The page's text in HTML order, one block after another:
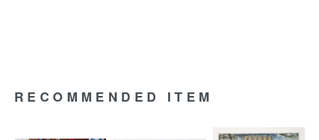
RECOMMENDED ITEM